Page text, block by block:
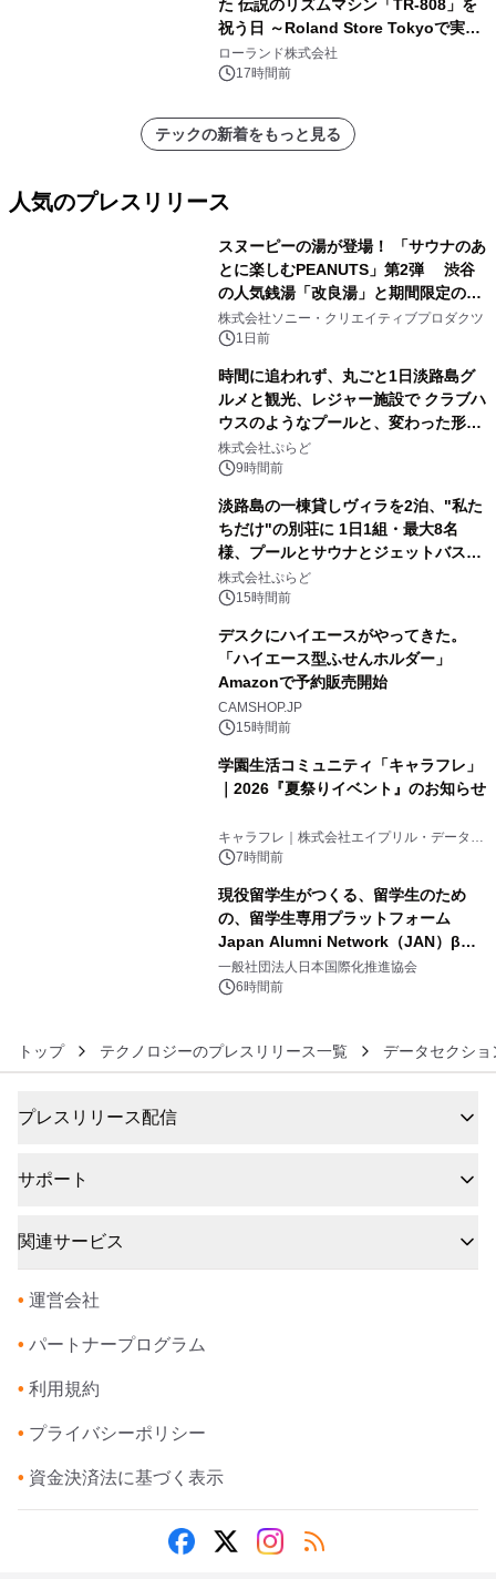
た 伝説のリズムマシン「TR-808」を
祝う日 ～Roland Store Tokyoで実機
を展示しての 記念キャンペーンを開
催 英国ラジオ「NTS」の 特別プログ
アーティストを フィーチャーしたアニ
メーションを公開～
ローランド株式会社
17時間前
テックの新着をもっと見る
人気のプレスリリース
スヌーピーの湯が登場！ 「サウナのあ
とに楽しむPEANUTS」第2弾 渋谷
の人気銭湯「改良湯」と期間限定のコ
ラボレーション サウナイキタイコラ
ボグッズも発売決定！
株式会社ソニー・クリエイティブプロダクツ
1日前
時間に追われず、丸ごと1日淡路島グ
ルメと観光、レジャー施設で クラブハ
ウスのようなプールと、変わった形の
サウナも 「THE BOXY AWAJI」のお
得な素泊まり連泊プランで
株式会社ぷらど
9時間前
淡路島の一棟貸しヴィラを2泊、"私た
ちだけ"の別荘に 1日1組・最大8名
様、プールとサウナとジェットバス付
きで Villa Mon Temps AWAJIの連泊
素泊りプラン
株式会社ぷらど
15時間前
デスクにハイエースがやってきた。
「ハイエース型ふせんホルダー」
Amazonで予約販売開始
CAMSHOP.JP
15時間前
学園生活コミュニティ「キャラフレ」
｜2026『夏祭りイベント』のお知らせ
キャラフレ｜株式会社エイプリル・データ・
デザインズ
7時間前
現役留学生がつくる、留学生のため
の、留学生専用プラットフォーム
Japan Alumni Network（JAN）β版
をリリース
一般社団法人日本国際化推進協会
6時間前
トップ テクノロジーのプレスリリース一覧 データセクショ
プレスリリース配信
サポート
関連サービス
• 運営会社
• パートナープログラム
• 利用規約
• プライバシーポリシー
• 資金決済法に基づく表示